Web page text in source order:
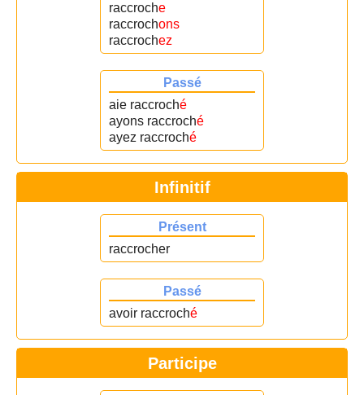
raccroche
raccrochons
raccrochez
Passé
aie raccroché
ayons raccroché
ayez raccroché
Infinitif
Présent
raccrocher
Passé
avoir raccroché
Participe